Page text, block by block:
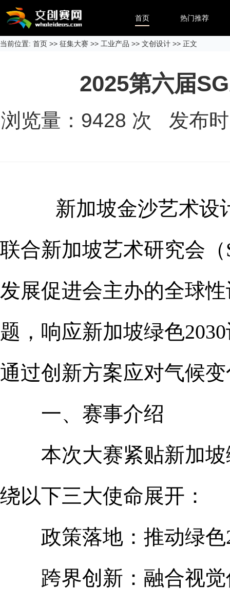
首页 热门推荐
当前位置: 首页 >> 征集大赛 >> 工业产品 >> 文创设计 >> 正文
2025第六届
浏览量： 9428 次 发布
新加坡金沙艺术设
联合新加坡艺术研究会
发展促进会主办的全球
题，响应新加坡绿色
通过创新方案应对气候
一、赛事介绍
本次大赛紧贴新加坡绿
绕以下三大使命展开：
政策落地：推动绿色
跨界创新：融合视觉